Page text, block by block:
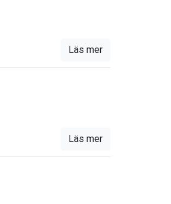
Läs mer
Läs mer